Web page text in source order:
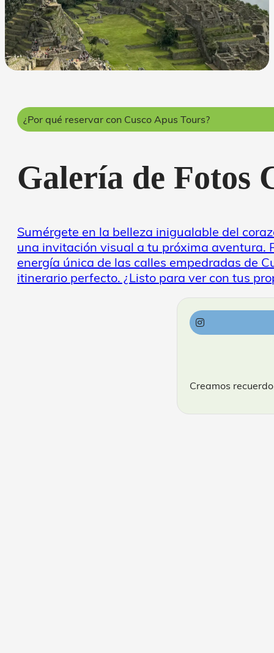
¿Por qué reservar con Cusco Apus Tours?
Galería de Fotos
Sumérgete en la belleza inigualable del
una invitación visual a tu próxima aventura.
energía única de las calles empedradas de
itinerario perfecto. ¿Listo para ver con tus
Creamos